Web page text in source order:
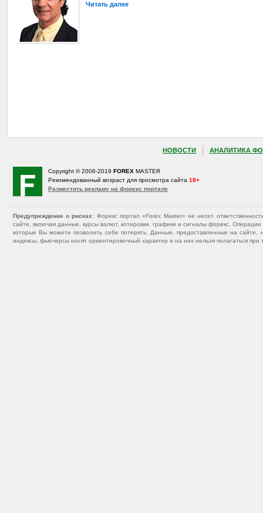
Читать далее
НОВОСТИ АНАЛИТИКА
Copyright © 2006-2019 FOREX MASTER
Рекомендованный возраст для просмотра сайта 18+
Разместить рекламу на форекс портале
Предупреждение о рисках : Форекс портал «Forex Master» не несет
сайте, включая данные, курсы валют, котировки, графики и сигналы форекс.
которые Вы можете позволить себе потерять. Данные, предоставленные на
индексы, фьючерсы носят ориентировочный характер и на них нельзя полагаться при